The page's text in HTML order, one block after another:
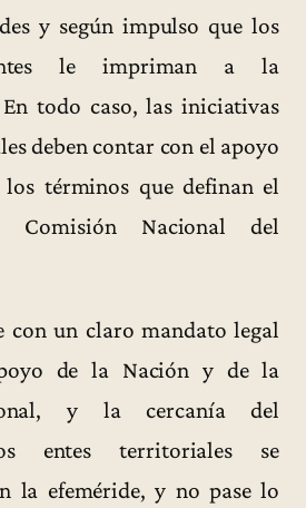
y según impulso que los
le impriman a la
todo caso, las iniciativas
deben contar con el apoyo
términos que definan el
Nacional del
con un claro mandato legal
de la Nación y de la
y la cercanía del
entes territoriales se
la efeméride, y no pase lo